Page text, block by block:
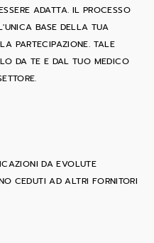
ADATTA. IL PROCESSO
BASE DELLA TUA
PARTECIPAZIONE. TALE
DA TE E DAL TUO MEDICO
DA EVOLUTE
CEDUTI AD ALTRI FORNITORI